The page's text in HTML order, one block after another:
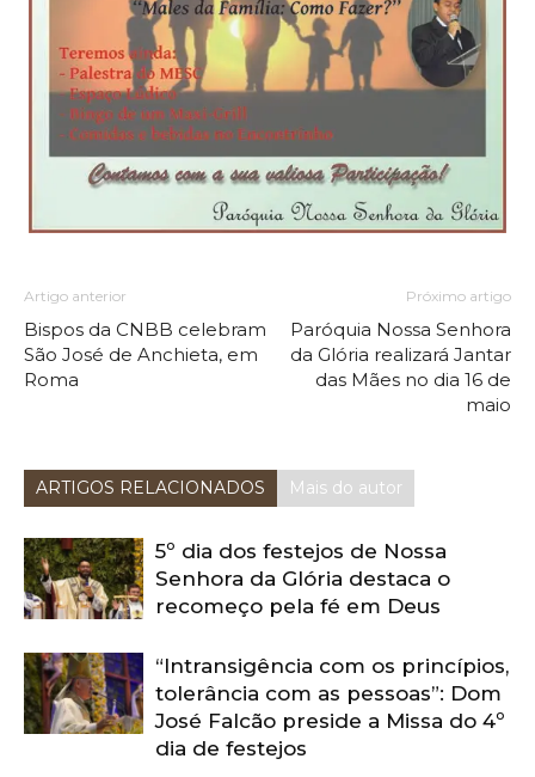
Artigo anterior
Bispos da CNBB celebram
São José de Anchieta, em
Roma
Próximo artigo
Paróquia Nossa Senhora
da Glória realizará Jantar
das Mães no dia 16 de
maio
ARTIGOS RELACIONADOS Mais do autor
5º dia dos festejos de Nossa
Senhora da Glória destaca o
recomeço pela fé em Deus
“Intransigência com os princípios,
tolerância com as pessoas”: Dom
José Falcão preside a Missa do 4º
dia de festejos